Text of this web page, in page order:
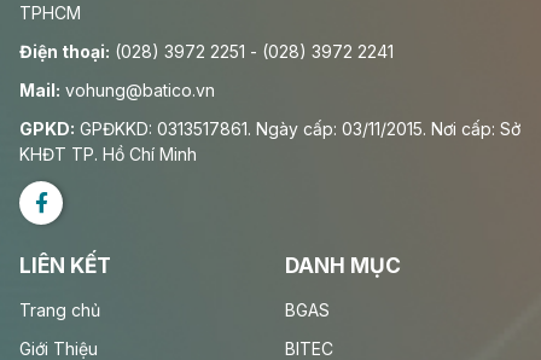
TPHCM
Điện thoại: (028) 3972 2251 - (028) 3972 2241
Mail: vohung@batico.vn
GPKD: GPĐKKD: 0313517861. Ngày cấp: 03/11/2015. Nơi cấp: Sở
KHĐT TP. Hồ Chí Minh
LIÊN KẾT
Trang chủ
Giới Thiệu
DANH MỤC
BGAS
BITEC